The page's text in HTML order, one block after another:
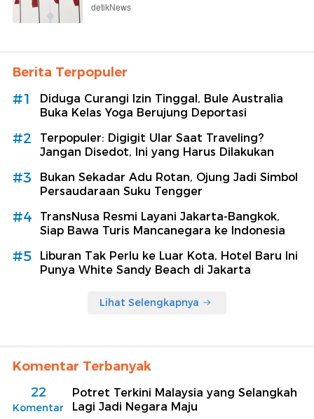
detikNews
Berita Terpopuler
#1
Diduga Curangi Izin Tinggal, Bule Australia
Buka Kelas Yoga Berujung Deportasi
#2
Terpopuler: Digigit Ular Saat Traveling?
Jangan Disedot, Ini yang Harus Dilakukan
#3
Bukan Sekadar Adu Rotan, Ojung Jadi Simbol
Persaudaraan Suku Tengger
#4
TransNusa Resmi Layani Jakarta-Bangkok,
Siap Bawa Turis Mancanegara ke Indonesia
#5
Liburan Tak Perlu ke Luar Kota, Hotel Baru Ini
Punya White Sandy Beach di Jakarta
Lihat Selengkapnya
Komentar Terbanyak
22
Komentar
Potret Terkini Malaysia yang Selangkah
Lagi Jadi Negara Maju